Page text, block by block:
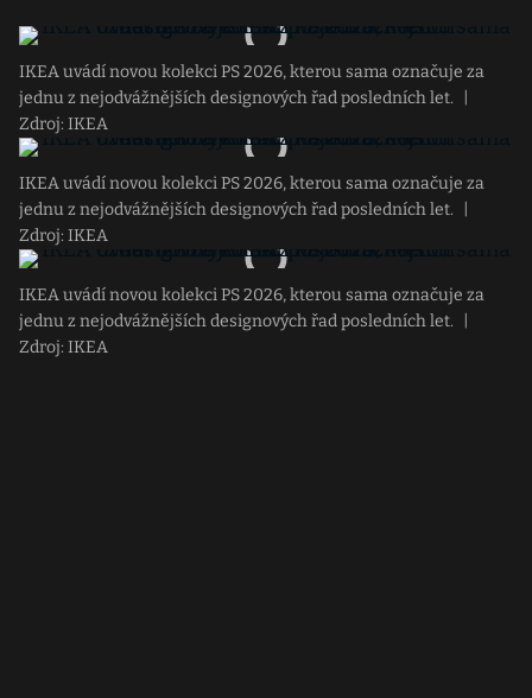
IKEA uvádí novou kolekci PS 2026, kterou sama označuje za
jednu z nejodvážnějších designových řad posledních let.
Zdroj: IKEA
IKEA uvádí novou kolekci PS 2026, kterou sama označuje za
jednu z nejodvážnějších designových řad posledních let.
Zdroj: IKEA
IKEA uvádí novou kolekci PS 2026, kterou sama označuje za
jednu z nejodvážnějších designových řad posledních let.
Zdroj: IKEA